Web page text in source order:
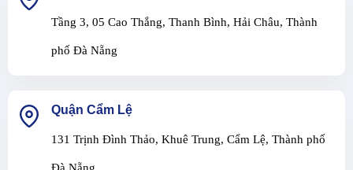
Tầng 3, 05 Cao Thắng, Thanh Bình, Hải Châu, Thành
phố Đà Nẵng
Quận Cẩm Lệ
131 Trịnh Đình Thảo, Khuê Trung, Cẩm Lệ, Thành phố